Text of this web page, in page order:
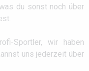
du sonst noch über
Sportler, wir haben
uns jederzeit über